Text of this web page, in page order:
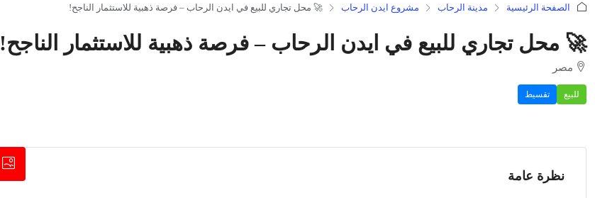
الصفحة الرئيسية مدينة الرحاب مشروع ايدن الرحاب 🚀 محل تجاري للبيع في ايدن الرحاب – فرصة ذهبية للاستثمار الناجح!
🚀 محل تجاري للبيع في ايدن الرحاب – فرصة ذهبية للاستثمار الناجح!
مصر
للبيع تقسيط
نظرة عامة